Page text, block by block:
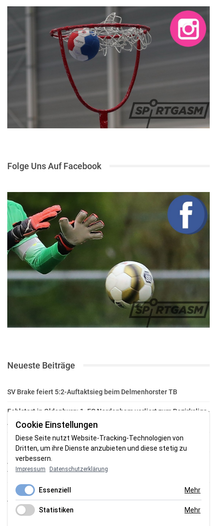
Folge Uns Auf Facebook
Neueste Beiträge
SV Brake feiert 5:2-Auftaktsieg beim Delmenhorster TB
Fehlstart in Oldenburg: 1. FC Nordenham verliert zum Bezirksliga-
Auftakt
Fußball in der Wesermarsch: Die Bilder vom Wochenende
Aufstieg geschafft: HSG-Unterweser-C-Jugend macht sich bereit
für die Oberliga
HSG Unterweser startet mit neuem Torwarttrainer in die
Vorbereitung
Cookie Einstellungen
Diese Seite nutzt Website-Tracking-Technologien von
Dritten, um ihre Dienste anzubieten und diese stetig zu
verbessern.
Impressum Datenschutzerklärung
Essenziell Mehr
Statistiken Mehr